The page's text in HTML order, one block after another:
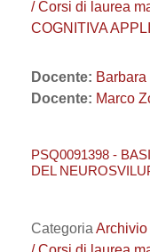
/ Corsi di laurea
COGNITIVA
Docente: Barbara
Docente: Marco
PSQ0091398 -
DEL
Categoria Archivio